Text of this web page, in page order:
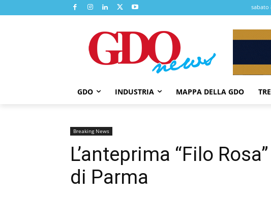
sabato
GDO INDUSTRIA MAPPA DELLA GDO
Breaking News
L’anteprima “Filo
di Parma